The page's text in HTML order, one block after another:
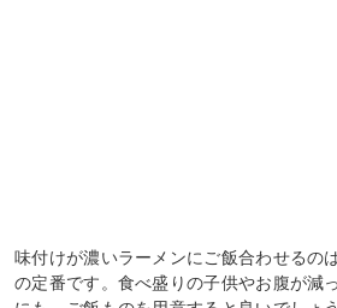
味付けが濃いラーメンにご飯合わせるの
の定番です。食べ盛りの子供やお腹が減